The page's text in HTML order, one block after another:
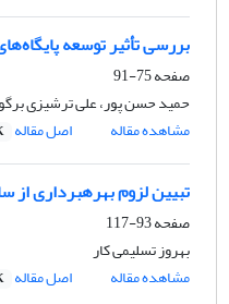
بررسی تأثیر توسعه
صفحه75-91
حمید حسن پور، علی ترشیزی
مشاهده مقاله
اصل مقاله
تبیین لزوم بهره‎برداری از سامانه فرماندهی و کنترل مشترک در نیروهای مسلح
صفحه93-117
بهروز تسلیمی کار
مشاهده مقاله
اصل مقاله